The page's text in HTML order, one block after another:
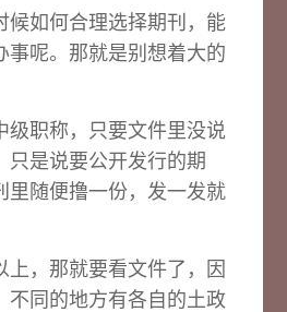
候如何合理选择期刊，能
事呢。那就是别想着大的
级职称，只要文件里没说
只是说要公开发行的期
里随便撸一份，发一发就
上，那就要看文件了，因
不同的地方有各自的土政